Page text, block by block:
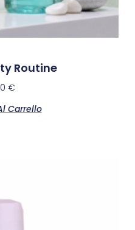
Routine
€
Carrello